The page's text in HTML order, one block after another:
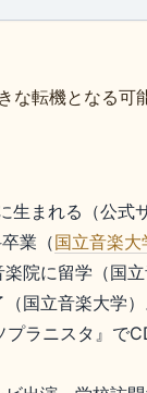
な転機となる可
生まれる（公式
業（国立音楽大
楽院に留学（国
（国立音楽大学
プラニスタ』で